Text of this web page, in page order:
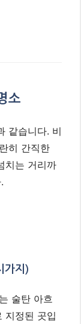
소
같습니다. 비
히 간직한
치는 거리까
가지)
술탄 아흐
지정된 곳입